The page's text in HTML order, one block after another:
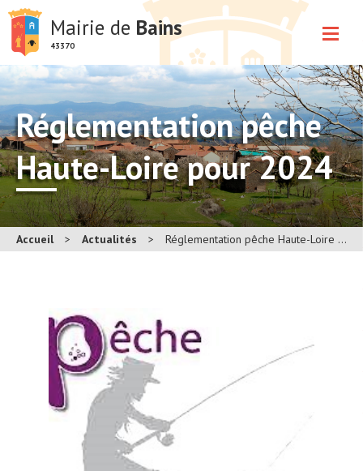
Mairie de Bains
43370
Réglementation pêche
Haute-Loire pour 2024
Accueil > Actualités > Réglementation pêche Haute-Loire pour 2024